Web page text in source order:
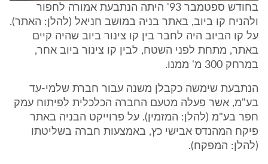
בחודש ספטמבר 93' היתה הנתבעת אמורה לחפור
ולהניח קו ביוב, באתר בניה במושב חניאל (להלן: האתר).
על קו הביוב היה לחבר בין קו צינור ביוב שהיה קיים
באתר, מתחת לפני השטח, לבין קו צינור ביוב אחר,
במרחק 300 מ' ממנו.
הנתבעת שימשה כקבלן משנה עבור חברת שלמי-עד
בע"מ, אשר פעלה מטעם החברה הכלכלית לפיתוח עמק
חפר בע"מ (להלן: המזמין). על פרוייקט הבניה באתר
פיקח המהנדס אבישי כץ, באמצעות חברה בשליטתו
(להלן: המפקח).